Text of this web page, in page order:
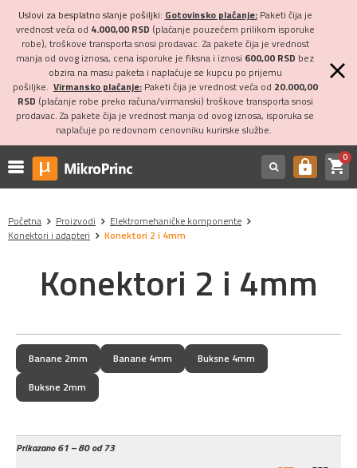
Uslovi za besplatno slanje pošiljki: Gotovinsko plaćanje:Paketi čija je
vrednost veća od 4.000,00 RSD (plaćanje pouzećem prilikom isporuke
robe), troškove transporta snosi prodavac. Za pakete čija je vrednost
manja od ovog iznosa, cena isporuke je fiksna i iznosi 600,00 RSD bez
obzira na masu paketa i naplaćuje se kupcu po prijemu
pošiljke. Virmansko plaćanje:Paketi čija je vrednost veća od 20.000,00
RSD (plaćanje robe preko računa/virmanski) troškove transporta snosi
prodavac. Za pakete čija je vrednost manja od ovog iznosa, isporuka se
naplaćuje po redovnom cenovniku kurirske službe.
https shopping_cart0
Početna Proizvodi
Elektromehaničke komponente
Konektori i adapteri
Konektori 2 i 4mm
Konektori 2 i 4mm
Banane 2mm Banane 4mm
Buksne 4mm
Buksne 2mm
Prikazano61 – 80 od 73